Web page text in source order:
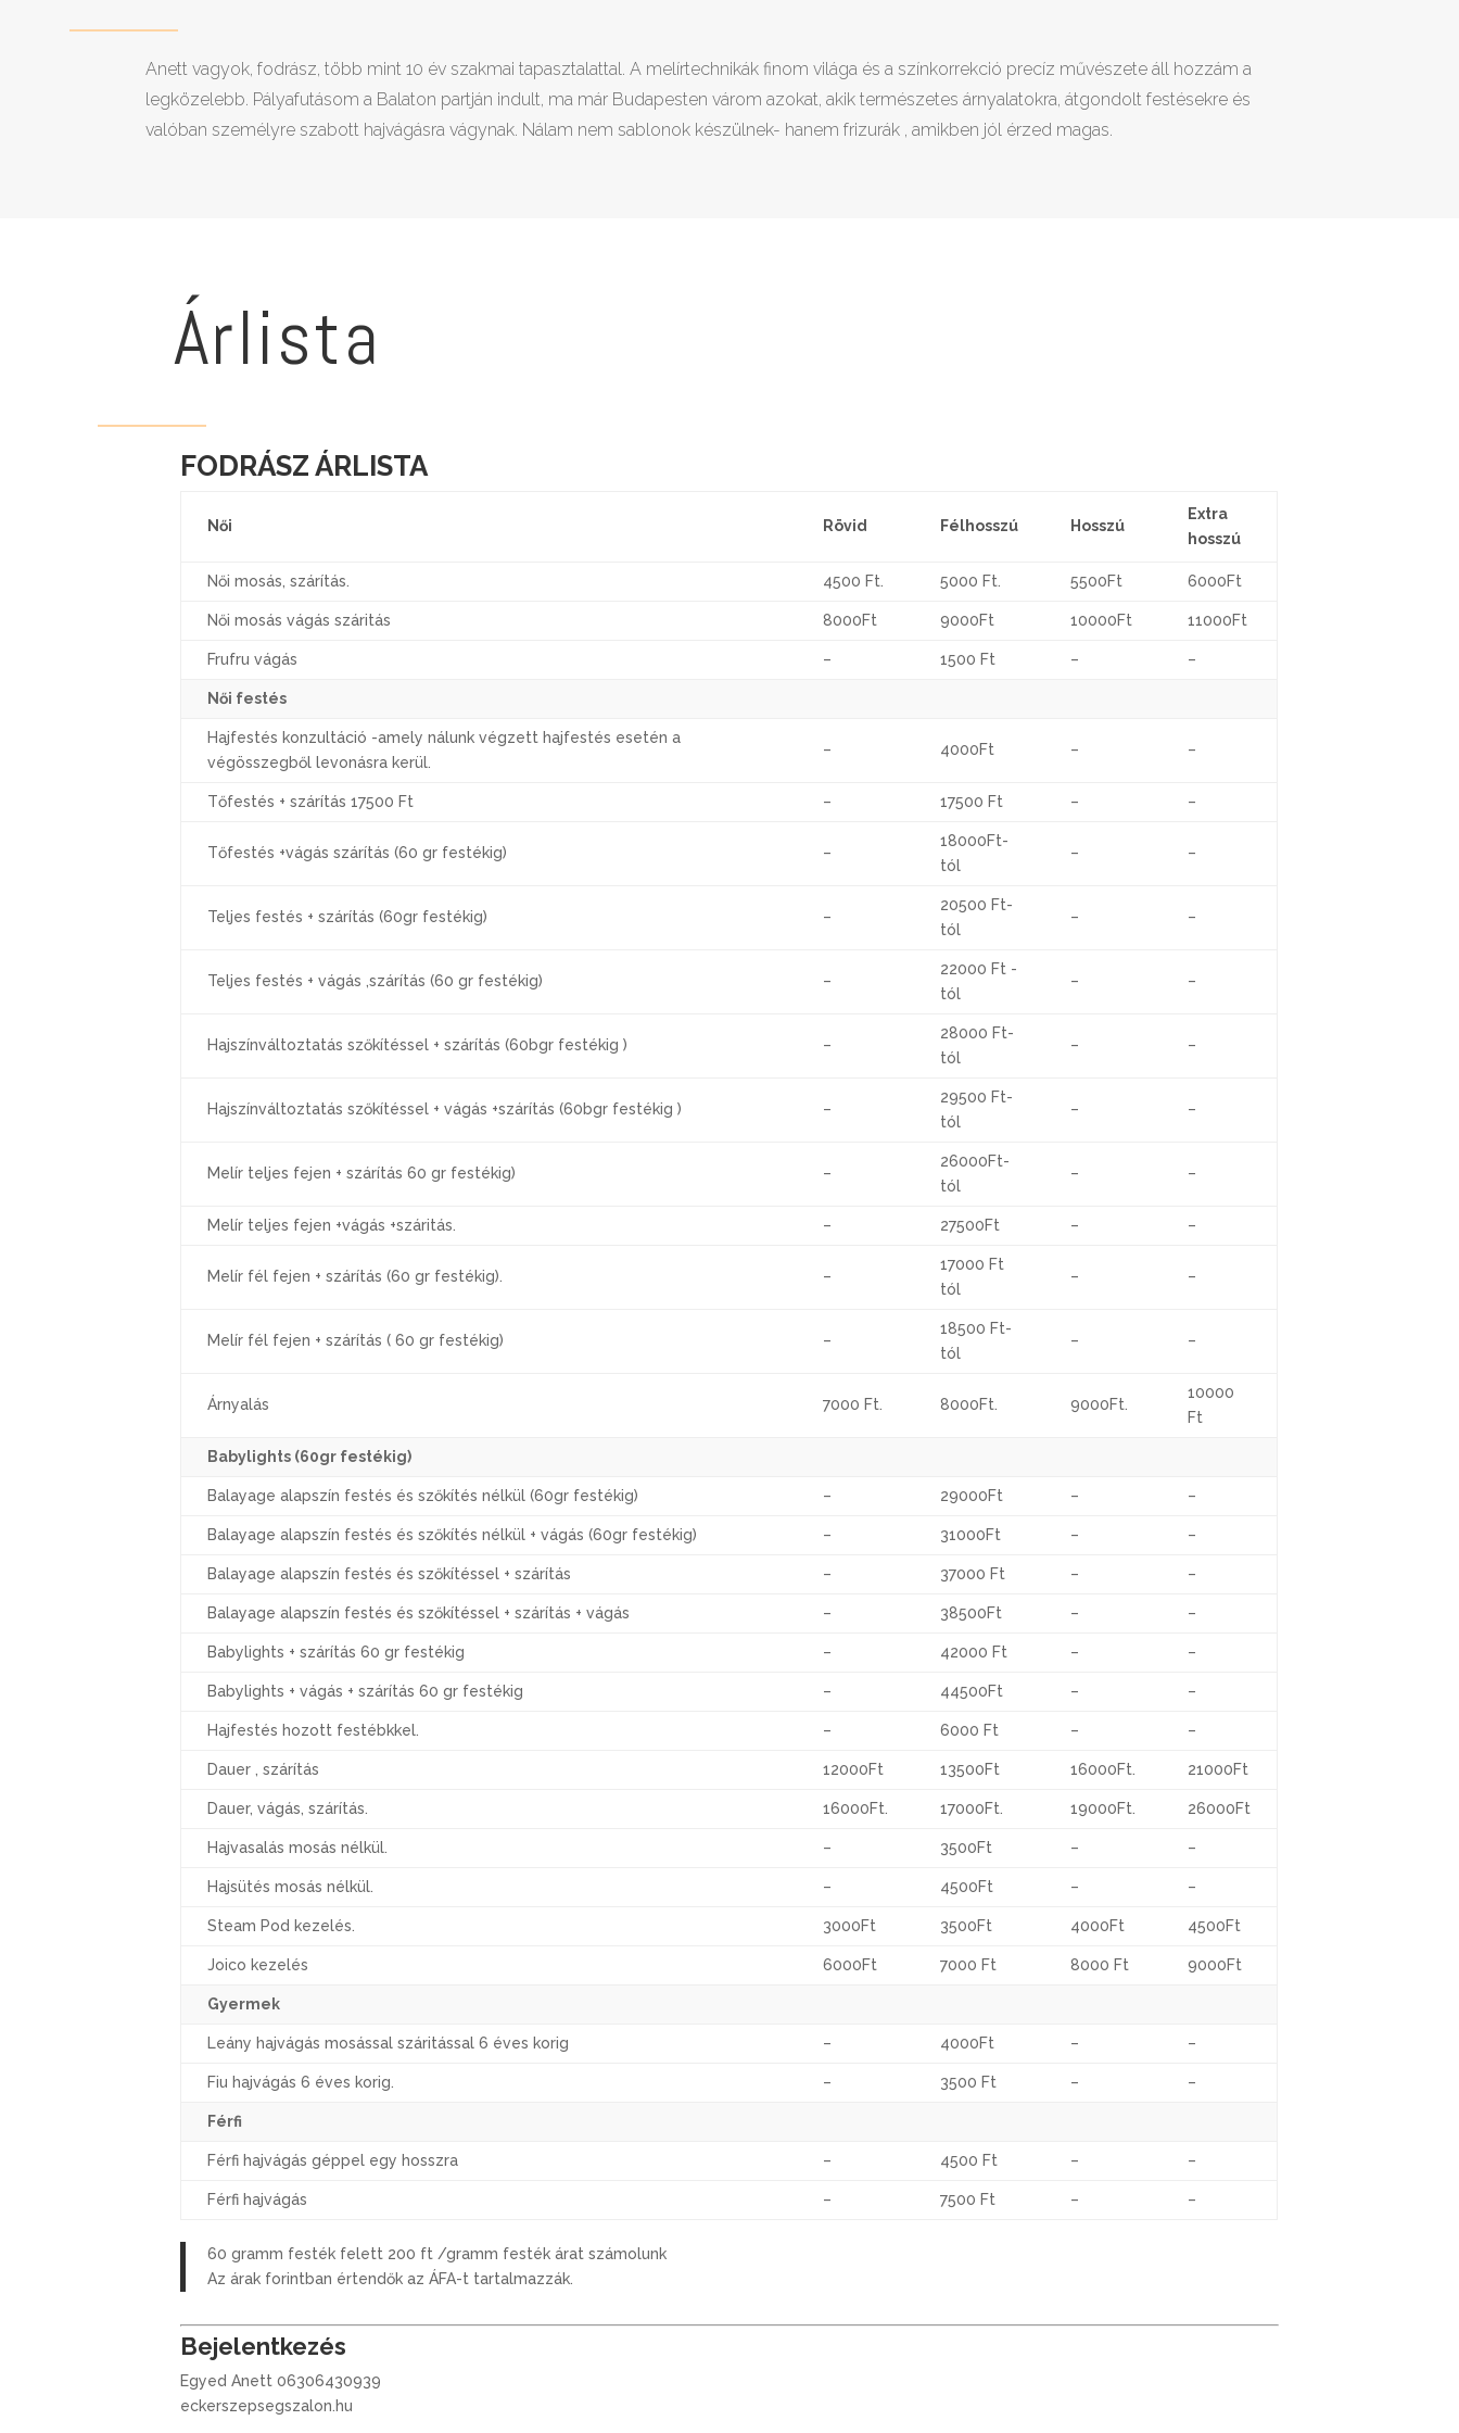
Anett vagyok, fodrász, több mint 10 év szakmai tapasztalattal. A melírtechnikák finom világa és a színkorrekció precíz művészete áll hozzám a
legközelebb. Pályafutásom a Balaton partján indult, ma már Budapesten várom azokat, akik természetes árnyalatokra, átgondolt festésekre és
valóban személyre szabott hajvágásra vágynak. Nálam nem sablonok készülnek- hanem frizurák , amikben jól érzed magas.
Árlista
FODRÁSZ ÁRLISTA
Női Rövid Félhosszú Hosszú
Extra
hosszú
Női mosás, szárítás. 4500 Ft. 5000 Ft. 5500Ft 6000Ft
Női mosás vágás száritás 8000Ft 9000Ft 10000Ft 11000Ft
Frufru vágás – 1500 Ft – –
Női festés
Hajfestés konzultáció -amely nálunk végzett hajfestés esetén a
végösszegből levonásra kerül.
– 4000Ft – –
Tőfestés + szárítás 17500 Ft – 17500 Ft – –
Tőfestés +vágás szárítás (60 gr festékig) –
18000Ft-
tól
– –
Teljes festés + szárítás (60gr festékig) –
20500 Ft-
tól
– –
Teljes festés + vágás ,szárítás (60 gr festékig) –
22000 Ft -
tól
– –
Hajszínváltoztatás szőkítéssel + szárítás (60bgr festékig ) –
28000 Ft-
tól
– –
Hajszínváltoztatás szőkítéssel + vágás +szárítás (60bgr festékig ) –
29500 Ft-
tól
– –
Melír teljes fejen + szárítás 60 gr festékig) –
26000Ft-
tól
– –
Melír teljes fejen +vágás +száritás. – 27500Ft – –
Melír fél fejen + szárítás (60 gr festékig). –
17000 Ft
tól
– –
Melír fél fejen + szárítás ( 60 gr festékig) –
18500 Ft-
tól
– –
Árnyalás 7000 Ft. 8000Ft. 9000Ft.
10000
Ft
Babylights (60gr festékig)
Balayage alapszín festés és szőkítés nélkül (60gr festékig) – 29000Ft – –
Balayage alapszín festés és szőkítés nélkül + vágás (60gr festékig) – 31000Ft – –
Balayage alapszín festés és szőkítéssel + szárítás – 37000 Ft – –
Balayage alapszín festés és szőkítéssel + szárítás + vágás – 38500Ft – –
Babylights + szárítás 60 gr festékig – 42000 Ft – –
Babylights + vágás + szárítás 60 gr festékig – 44500Ft – –
Hajfestés hozott festébkkel. – 6000 Ft – –
Dauer , szárítás 12000Ft 13500Ft 16000Ft. 21000Ft
Dauer, vágás, szárítás. 16000Ft. 17000Ft. 19000Ft. 26000Ft
Hajvasalás mosás nélkül. – 3500Ft – –
Hajsütés mosás nélkül. – 4500Ft – –
Steam Pod kezelés. 3000Ft 3500Ft 4000Ft 4500Ft
Joico kezelés 6000Ft 7000 Ft 8000 Ft 9000Ft
Gyermek
Leány hajvágás mosással száritással 6 éves korig – 4000Ft – –
Fiu hajvágás 6 éves korig. – 3500 Ft – –
Férfi
Férfi hajvágás géppel egy hosszra – 4500 Ft – –
Férfi hajvágás – 7500 Ft – –
60 gramm festék felett 200 ft /gramm festék árat számolunk
Az árak forintban értendők az ÁFA-t tartalmazzák.
Bejelentkezés
Egyed Anett 06306430939
eckerszepsegszalon.hu